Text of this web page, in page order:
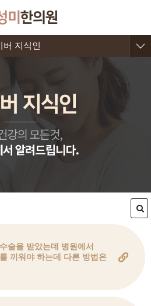
버 지식인
술을 받았는데 병원에서
끼워야 하는데 다른 방법은